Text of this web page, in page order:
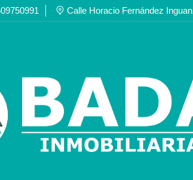
Calle Horacio Fernández